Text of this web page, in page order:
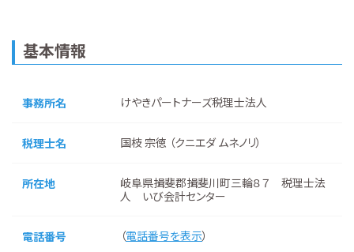
基本情報
事務所名 けやきパートナーズ税理士法人
税理士名 国枝 宗徳 （クニエダ ムネノリ）
所在地
岐阜県揖斐郡揖斐川町三輪８７ 税理士法
人 いび会計センター
電話番号 （電話番号を表示）